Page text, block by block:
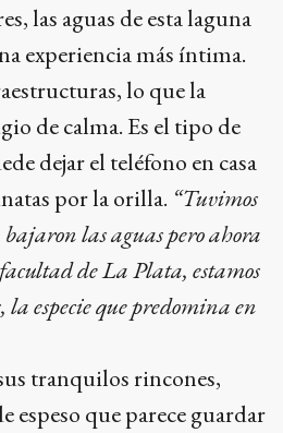
las aguas de esta laguna
experiencia más íntima.
lo que la
de calma. Es el tipo de
dejar el teléfono en casa
por la orilla. “Tuvimos
bajaron las aguas pero ahora
de La Plata, estamos
la especie que predomina en
tranquilos rincones,
espeso que parece guardar